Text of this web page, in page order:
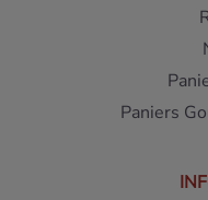
Paniers